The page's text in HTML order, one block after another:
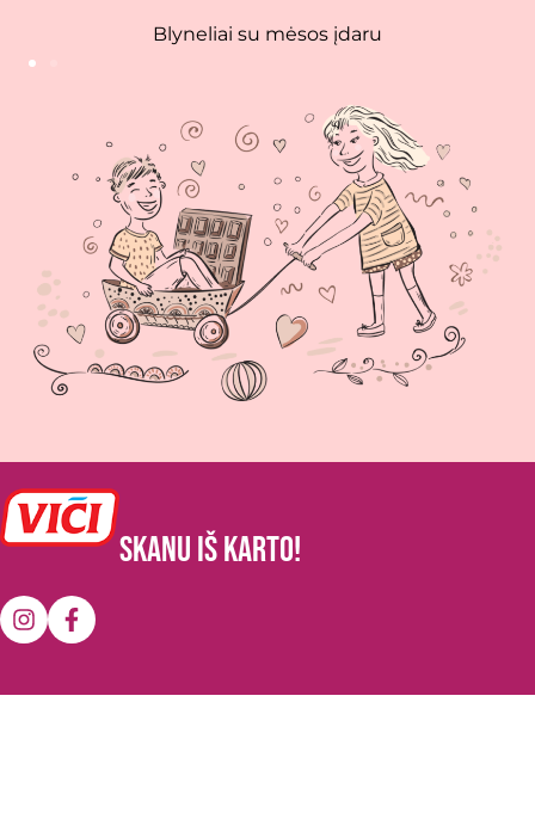
Blyneliai su vištienos įdaru
SKANU IŠ KARTO!